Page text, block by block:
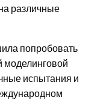
различные
попробовать
моделинговой
испытания и